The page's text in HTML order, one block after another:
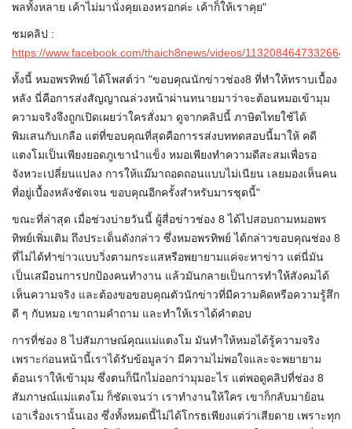
พลทั้งหลาย เค้าไม่มานั่งคุยเองหรอกค่ะ เค้าก็ให้เราคุย"
ชมคลิป :
https://www.facebook.com/thaich8news/videos/1132084647332664
ทั้งนี้ หมอพรทิพย์ ได้โพสต์ว่า "ขอบคุณนักข่าวช่อง8 ที่ทำให้ทราบเบื้อง
หลัง นี่คือการส่งสัญญาณล่วงหน้าผ่านทนายมาว่าจะต้อนหมอเข้ามุม
ความจริงจึงถูกเปิดเผยว่าใครสั่งมา ดูจากคลิปนี้ ภาษิตไทยใช้ได้
พิมเสนกับเกลือ แต่ที่ขอบคุณที่สุดคือการรส่งบททดสอบนี้มาให้ คดี
แตงโมเป็นเพียงยอดภูเขานำแข็ง หมอเพียงทำความดีสะสมเพื่อรอ
จังหวะเปลี่ยนแปลง การให้แม๊มาถอดถอนแบบไม่เนียน เลยมองเห็นคน
ที่อยู่เบื้องหลังชัดเจน ขอบคุณอีกครั้งสำหรับมารชุดนี้"
ขณะที่ล่าสุด เมื่อช่วงบ่ายวันนี้ ผู้สื่อข่าวช่อง 8 ได้ไปสอบถามหมอพร
ทิพย์เพิ่มเติม ถึงประเด็นดังกล่าว ซึ่งหมอพรทิพย์ ได้กล่าวขอบคุณช่อง 8
ที่ไม่ได้ทำข่าวแบบวิ่งตามกระแสหรือพยายามแค่จะหาข่าว แต่นี่มัน
เป็นเสมือนการปกป้องคนทำงาน แล้วมันกลายเป็นการทำให้สังคมได้
เห็นความจริง และต้องขอขอบคุณตัวนักข่าวที่มีความคิดหรือความรู้สึก
ดี ๆ กับหมอ เขาถามคำถาม และทำให้เราได้คำตอบ
การที่ช่อง 8 ไปสัมภาษณ์คุณแม่แตงโม มันทำให้หมอได้รู้ความจริง
เพราะก่อนหน้านี้เราได้รับข้อมูลว่า มีความไม่พอใจและจะพยายาม
ต้อนเราให้เข้ามุม ซึ่งตนก็นึกไม่ออกว่ามุมอะไร แต่พอดูคลิปที่ช่อง 8
สัมภาษณ์แม่แตงโม ก็ชัดเจนว่า เราทำงานให้ใคร เขาก็กลับมาย้อน
เอาเรื่องเรานั้นเอง ซึ่งทั้งหมดนี้ไม่ได้โกรธเพียงแต่ว่าเสียดาย เพราะทุก